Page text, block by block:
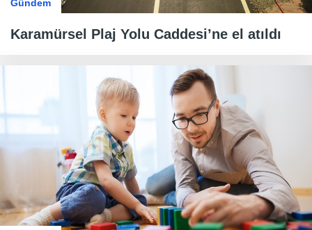
Gündem
Karamürsel Plaj Yolu Caddesi’ne el atıldı